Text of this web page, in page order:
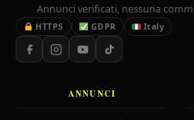
Annunci verificati, nessuna
HTTPS GDPR Italy
ANNUNCI